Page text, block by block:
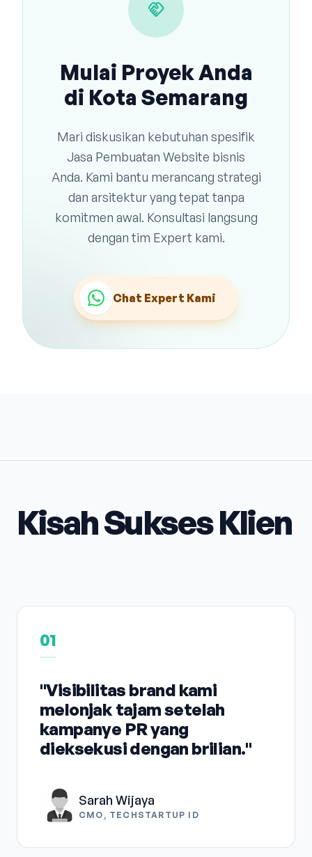
handshake
Mulai Proyek Anda
di Kota Semarang
Mari diskusikan kebutuhan spesifik
Jasa Pembuatan Website bisnis
Anda. Kami bantu merancang strategi
dan arsitektur yang tepat tanpa
komitmen awal. Konsultasi langsung
dengan tim Expert kami.
Chat Expert Kami
Kisah Sukses Klien
01
"Visibilitas brand kami
melonjak tajam setelah
kampanye PR yang
dieksekusi dengan brilian."
Sarah Wijaya
CMO, TECHSTARTUP ID